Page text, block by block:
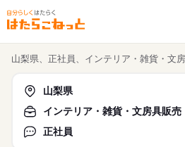
山梨県、正社員、インテリア・雑貨・文
山梨県
インテリア・雑貨・文房具販売
正社員